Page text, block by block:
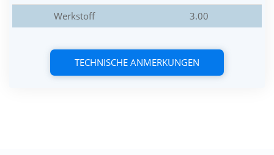
Werkstoff
3.00
TECHNISCHE ANMERKUNGEN